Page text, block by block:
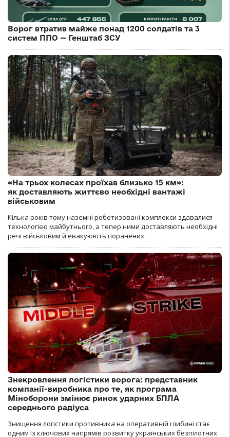
Ворог втратив майже понад 1200 солдатів та 3
систем ППО — Генштаб ЗСУ
«На трьох колесах проїхав близько 15 км»:
як доставляють життєво необхідні вантажі
військовим
Кілька років тому наземні роботизовані комплекси здавалися
технологією майбутнього, а тепер ними доставляють необхідні
речі військовим й евакуюють поранених.
Знекровлення логістики ворога: представник
компанії-виробника про те, як програма
Міноборони змінює ринок ударних БПЛА
середнього радіуса
Знищення логістики противника на оперативній глибині стає
одним із ключових напрямів розвитку українських безпілотних